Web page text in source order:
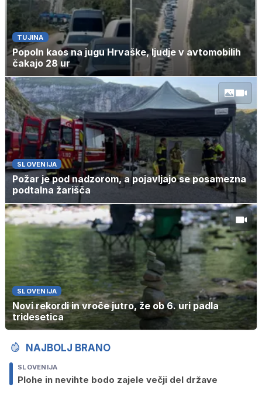
TUJINA
Popoln kaos na jugu Hrvaške, ljudje v avtomobilih
čakajo 28 ur
SLOVENIJA
Požar je pod nadzorom, a pojavljajo se posamezna
podtalna žarišča
SLOVENIJA
Novi rekordi in vroče jutro, že ob 6. uri padla
tridesetica
NAJBOLJ BRANO
SLOVENIJA
Plohe in nevihte bodo zajele večji del države